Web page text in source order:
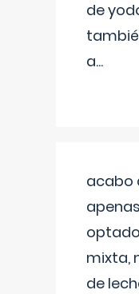
de
a...
acabo
mixta,
de